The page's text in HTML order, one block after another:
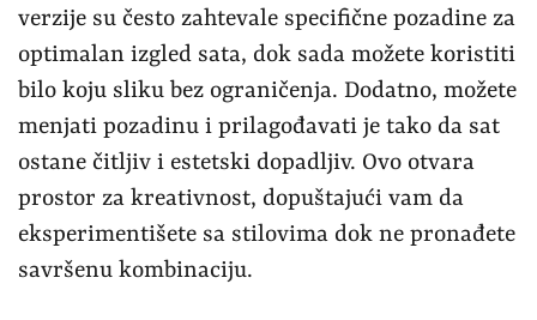
verzije su često zahtevale specifične pozadine za
optimalan izgled sata, dok sada možete koristiti
bilo koju sliku bez ograničenja. Dodatno, možete
menjati pozadinu i prilagođavati je tako da sat
ostane čitljiv i estetski dopadljiv. Ovo otvara
prostor za kreativnost, dopuštajući vam da
eksperimentišete sa stilovima dok ne pronađete
savršenu kombinaciju.